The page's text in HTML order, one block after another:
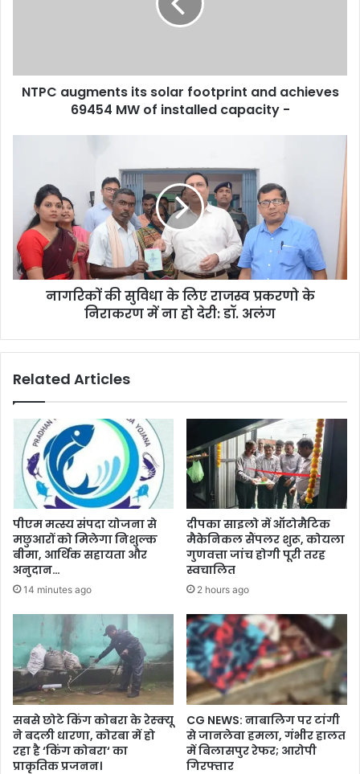
MW
NTPC augments its solar footprint and achieves
69454 MW of installed capacity -
राजस्व
प्रकरणो
के
निराकरण
देरी:
अलंग
नागरिकों की सुविधा के लिए राजस्व प्रकरणो के
निराकरण में ना हो देरी: डॉ. अलंग
Related Articles
पीएम मत्स्य संपदा योजना से
मछुआरों को मिलेगा निशुल्क
बीमा, आर्थिक सहायता और
अनुदान…
14 minutes ago
दीपका साइलो में ऑटोमैटिक
मैकेनिकल सैंपलर शुरू, कोयला
गुणवत्ता जांच होगी पूरी तरह
स्वचालित
2 hours ago
सबसे छोटे किंग कोबरा के रेस्क्यू
ने बदली धारणा, कोरबा में हो
रहा है ‘किंग कोबरा‘ का
प्राकृतिक प्रजनन।
CG NEWS: नाबालिग पर टांगी
से जानलेवा हमला, गंभीर हालत
में बिलासपुर रेफर; आरोपी
गिरफ्तार